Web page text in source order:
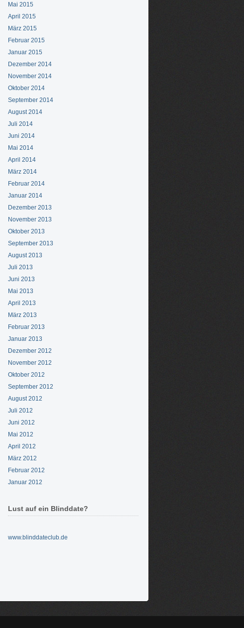
Mai 2015
April 2015
März 2015
Februar 2015
Januar 2015
Dezember 2014
November 2014
Oktober 2014
September 2014
August 2014
Juli 2014
Juni 2014
Mai 2014
April 2014
März 2014
Februar 2014
Januar 2014
Dezember 2013
November 2013
Oktober 2013
September 2013
August 2013
Juli 2013
Juni 2013
Mai 2013
April 2013
März 2013
Februar 2013
Januar 2013
Dezember 2012
November 2012
Oktober 2012
September 2012
August 2012
Juli 2012
Juni 2012
Mai 2012
April 2012
März 2012
Februar 2012
Januar 2012
Lust auf ein Blinddate?
www.blinddateclub.de